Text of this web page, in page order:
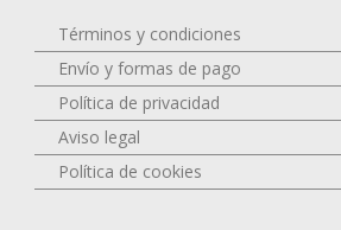
Términos y condiciones
Envío y formas de pago
Política de privacidad
Aviso legal
Política de cookies